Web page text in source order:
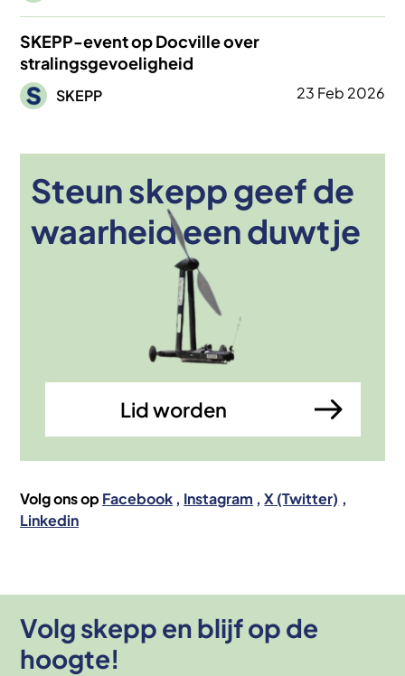
SKEPP-event op Docville over
stralingsgevoeligheid
Afbeelding
SKEPP 23 Feb 2026
Steun skepp geef de
waarheid een duwtje
Lid worden
Afbeelding
Volg ons op Facebook Instagram
X (Twitter)
Linkedin
Volg skepp en blijf op de
hoogte!